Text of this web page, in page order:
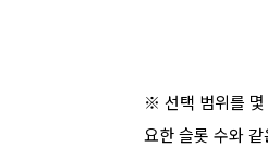
※ 선택 범위를 몇
요한 슬롯 수와